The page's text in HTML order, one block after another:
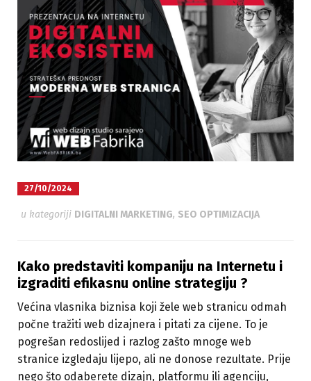
27/10/2024
u kategoriji DIGITALNI MARKETING, SEO OPTIMIZACIJA
Kako predstaviti kompaniju na Internetu i
izgraditi efikasnu online strategiju ?
Većina vlasnika biznisa koji žele web stranicu odmah
počne tražiti web dizajnera i pitati za cijene. To je
pogrešan redoslijed i razlog zašto mnoge web
stranice izgledaju lijepo, ali ne donose rezultate. Prije
nego što odaberete dizajn, platformu ili agenciju,